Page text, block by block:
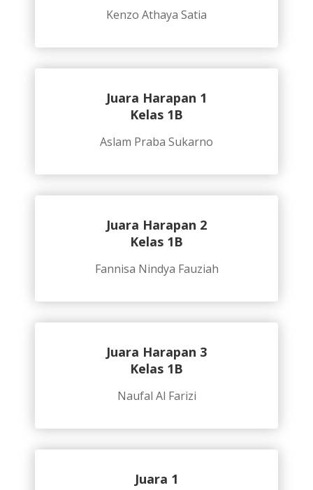
Kenzo Athaya Satia
Juara Harapan 1
Kelas 1B
Aslam Praba Sukarno
Juara Harapan 2
Kelas 1B
Fannisa Nindya Fauziah
Juara Harapan 3
Kelas 1B
Naufal Al Farizi
Juara 1